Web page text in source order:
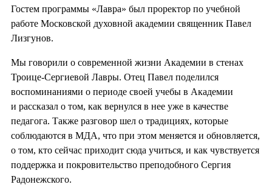
Гостем программы «Лавра» был проректор по учебной
работе Московской духовной академии священник Павел
Лизгунов.
Мы говорили о современной жизни Академии в стенах
Троице-Сергиевой Лавры. Отец Павел поделился
воспоминаниями о периоде своей учебы в Академии
и рассказал о том, как вернулся в нее уже в качестве
педагога. Также разговор шел о традициях, которые
соблюдаются в МДА, что при этом меняется и обновляется,
о том, кто сейчас приходит сюда учиться, и как чувствуется
поддержка и покровительство преподобного Сергия
Радонежского.